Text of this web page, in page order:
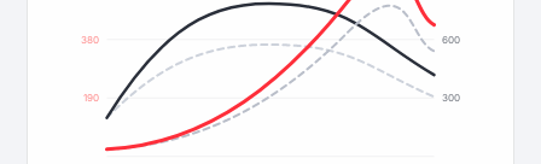
190
380
300
600